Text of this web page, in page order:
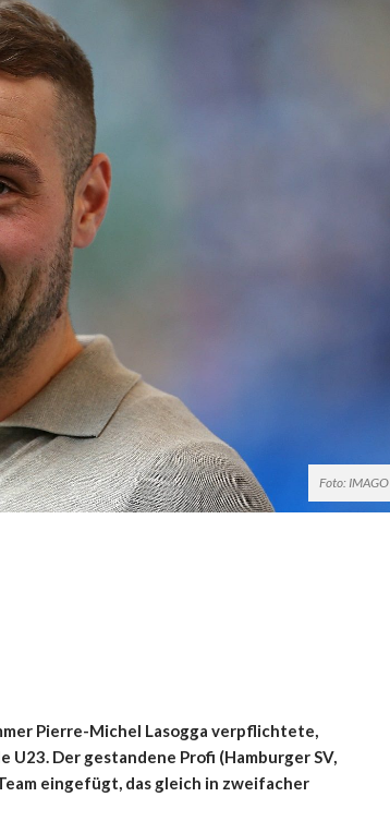
Foto: IMAGO
Pierre-Michel Lasogga verpflichtete,
Der gestandene Profi (Hamburger SV,
eingefügt, das gleich in zweifacher